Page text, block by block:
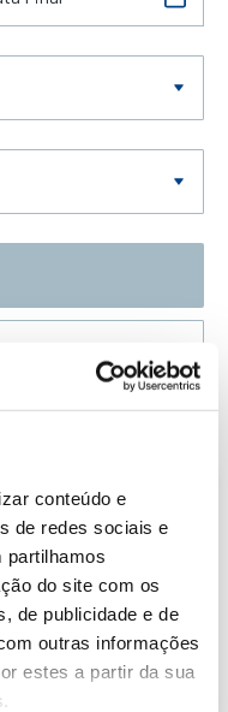
conteúdo e
de redes sociais e
partilhamos
do site com os
de publicidade e de
outras informações
estes a partir da sua
do Sistema
46 de
semanal, com